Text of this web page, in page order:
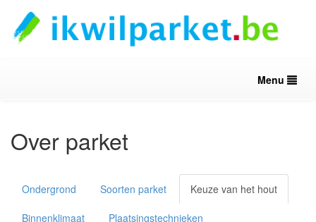
Menu
Over parket
Ondergrond Soorten parket Keuze van het hout
Binnenklimaat Plaatsingstechnieken